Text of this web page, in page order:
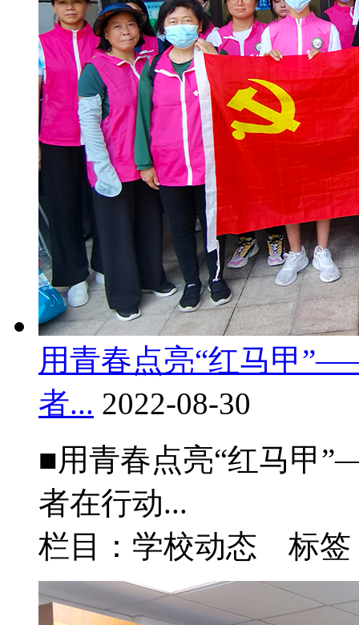
用青春点亮“红马甲
者... 2022-08-30
■用青春点亮“红马甲
者在行动...
栏目：学校动态 标